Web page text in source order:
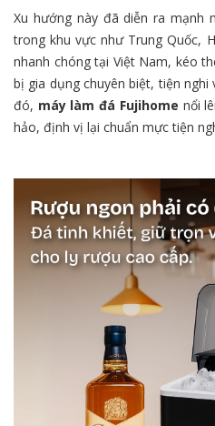
Xu hướng này đã diễn ra mạnh
trong khu vực như Trung Quốc,
nhanh chóng tại Việt Nam, kéo
bị gia dụng chuyên biệt, tiện
đó, máy làm đá Fujihome nổi
hảo, định vị lại chuẩn mực tiện